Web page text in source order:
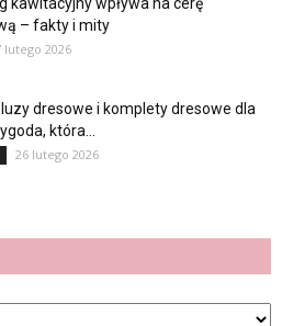
kawitacyjny wpływa na cerę
– fakty i mity
lutego 2026
dresowe i komplety dresowe dla
która...
26 lutego 2026